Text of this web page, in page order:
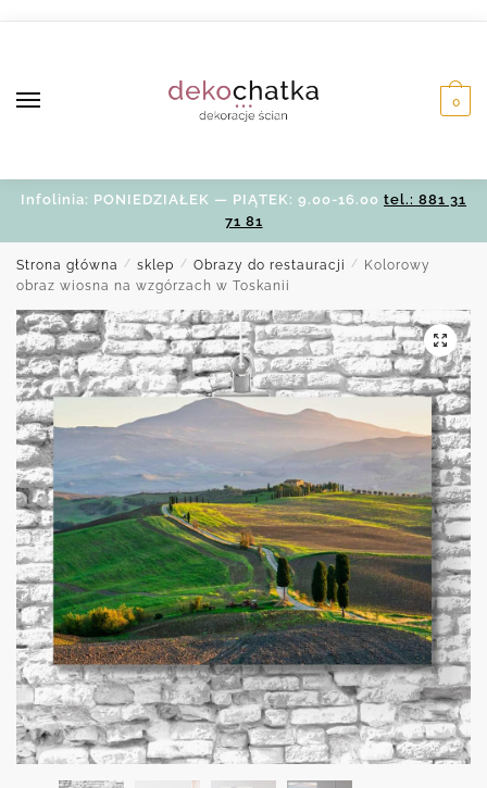
0
Infolinia: PONIEDZIAŁEK — PIĄTEK: 9.00-16.00 tel.: 881 31
71 81
Strona główna / sklep / Obrazy do restauracji /
Kolorowy
obraz wiosna na wzgórzach w Toskanii